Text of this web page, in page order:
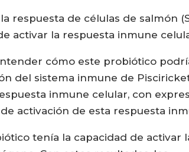
respuesta de células de salmón
activar la respuesta inmune
cómo este probiótico
del sistema inmune de
inmune celular, con
activación de esta respuesta
tenía la capacidad de activar